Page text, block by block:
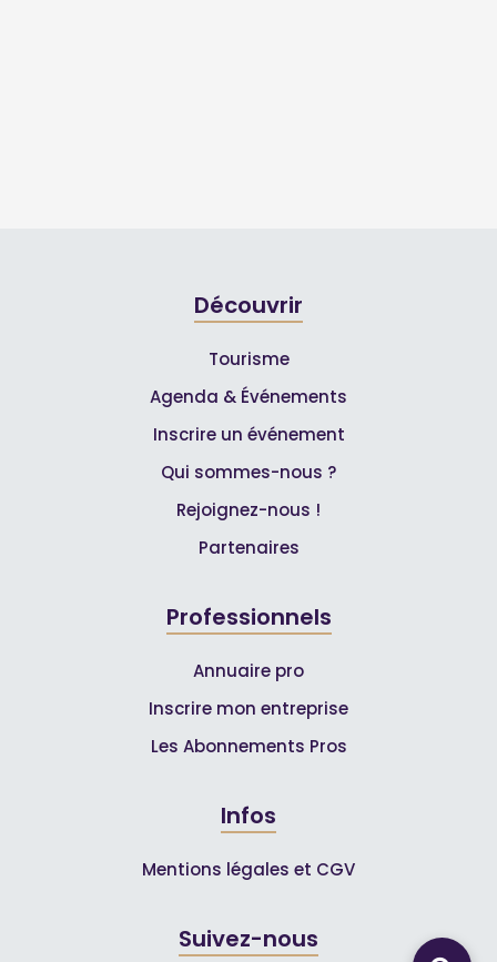
Découvrir
Tourisme
Agenda & Événements
Inscrire un événement
Qui sommes-nous ?
Rejoignez-nous !
Partenaires
Professionnels
Annuaire pro
Inscrire mon entreprise
Les Abonnements Pros
Infos
Mentions légales et CGV
Suivez-nous